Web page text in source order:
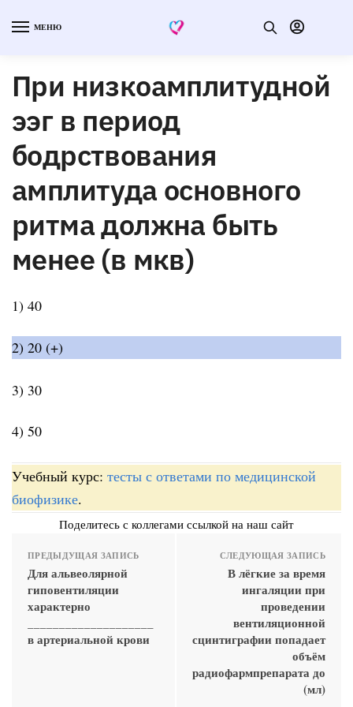
МЕНЮ
При низкоамплитудной
ээг в период
бодрствования
амплитуда основного
ритма должна быть
менее (в мкв)
1) 40
2) 20 (+)
3) 30
4) 50
Учебный курс: тесты с ответами по медицинской
биофизике.
Поделитесь с коллегами ссылкой на наш сайт
ПРЕДЫДУЩАЯ ЗАПИСЬ
Для альвеолярной
гиповентиляции
характерно
в артериальной крови
СЛЕДУЮЩАЯ ЗАПИСЬ
В лёгкие за время
ингаляции при
проведении
вентиляционной
сцинтиграфии попадает
объём
радиофармпрепарата до
(мл)